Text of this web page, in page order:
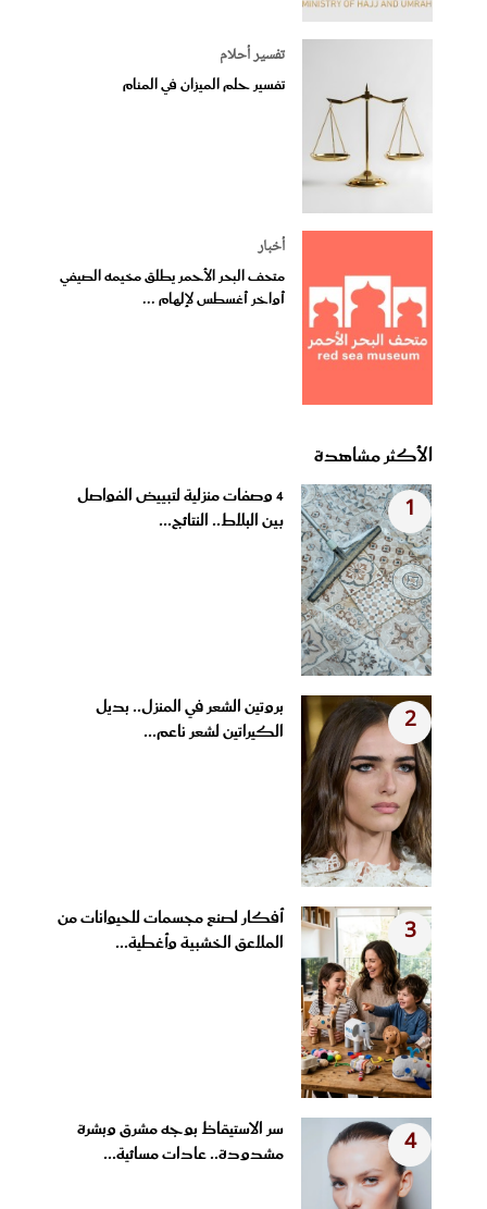
تفسير أحلام
تفسير حلم الميزان في المنام
أخبار
متحف البحر الأحمر يطلق مخيمه الصيفي
أواخر أغسطس لإلهام ...
الأكثر مشاهدة
1
4 وصفات منزلية لتبييض الفواصل
بين البلاط.. النتائج...
2
بروتين الشعر في المنزل.. بديل
الكيراتين لشعر ناعم...
3
أفكار لصنع مجسمات للحيوانات من
الملاعق الخشبية وأغطية...
4
سر الاستيقاظ بوجه مشرق وبشرة
مشدودة.. عادات مسائية...